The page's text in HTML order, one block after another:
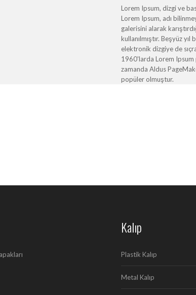
Lorem Ipsum, dizgi ve
Lorem Ipsum, adı
galerisini alarak
kullanılmıştır. Beşyüz
elektronik dizgiye de
1960'larda Lorem Ipsum
zamanda Aldus
popüler olmuştur.
Kalıp
Plastik Kalıp
Metal Kalıp